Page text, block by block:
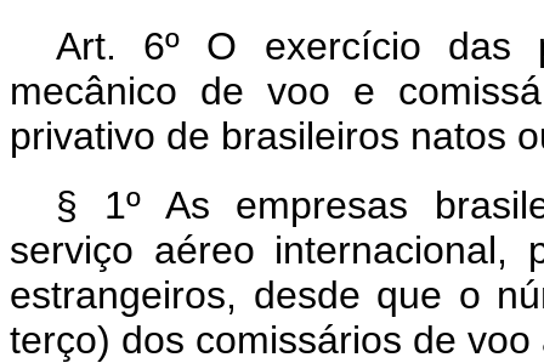
Art. 6º O exercício das
mecânico de voo e
privativo de brasileiros natos
§ 1º As empresas
serviço aéreo internacional,
estrangeiros, desde que o
terço) dos comissários de